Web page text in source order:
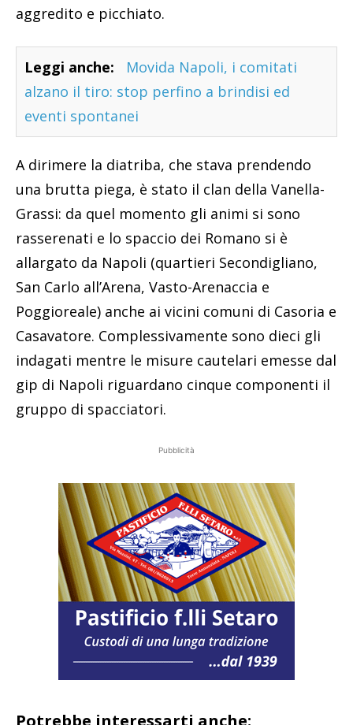
aggredito e picchiato.
Leggi anche:
Movida Napoli, i comitati
alzano il tiro: stop perfino a brindisi ed
eventi spontanei
A dirimere la diatriba, che stava prendendo
una brutta piega, è stato il clan della Vanella-
Grassi: da quel momento gli animi si sono
rasserenati e lo spaccio dei Romano si è
allargato da Napoli (quartieri Secondigliano,
San Carlo all’Arena, Vasto-Arenaccia e
Poggioreale) anche ai vicini comuni di Casoria e
Casavatore. Complessivamente sono dieci gli
indagati mentre le misure cautelari emesse dal
gip di Napoli riguardano cinque componenti il
gruppo di spacciatori.
Pubblicità
Potrebbe interessarti anche: